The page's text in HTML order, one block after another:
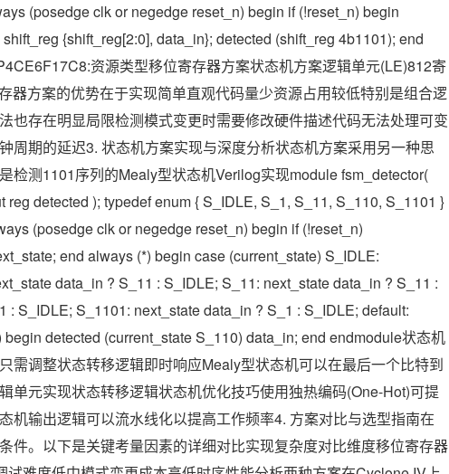
(posedge clk or negedge reset_n) begin if (!reset_n) begin
{shift_reg[2:0], data_in}; detected (shift_reg 4b1101); end
资源类型移位寄存器方案状态机方案逻辑单元(LE)812寄
器方案的优势在于实现简单直观代码量少资源占用较低特别是组合逻
也存在明显局限检测模式变更时需要修改硬件描述代码无法处理可变
周期的延迟3. 状态机方案实现与深度分析状态机方案采用另一种思
检测1101序列的Mealy型状态机Verilog实现module fsm_detector(
detected ); typedef enum { S_IDLE, S_1, S_11, S_110, S_1101 }
(posedge clk or negedge reset_n) begin if (!reset_n)
end always (*) begin case (current_state) S_IDLE:
data_in ? S_11 : S_IDLE; S_11: next_state data_in ? S_11 :
S_IDLE; S_1101: next_state data_in ? S_1 : S_IDLE; default:
detected (current_state S_110) data_in; end endmodule状态机
需调整状态转移逻辑即时响应Mealy型状态机可以在最后一个比特到
单元实现状态转移逻辑状态机优化技巧使用独热编码(One-Hot)可提
机输出逻辑可以流水线化以提高工作频率4. 方案对比与选型指南在
件。以下是关键考量因素的详细对比实现复杂度对比维度移位寄存器